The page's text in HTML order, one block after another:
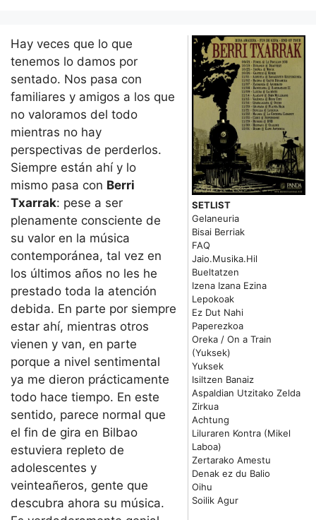
SETLIST
Gelaneuria
Bisai Berriak
FAQ
Jaio.Musika.Hil
Bueltatzen
Izena Izana Ezina
Lepokoak
Ez Dut Nahi
Paperezkoa
Oreka / On a Train
(Yuksek)
Yuksek
Isiltzen Banaiz
Aspaldian Utzitako Zelda
Zirkua
Achtung
Liluraren Kontra (Mikel
Laboa)
Zertarako Amestu
Denak ez du Balio
Oihu
Soilik Agur
Hay veces que lo que
tenemos lo damos por
sentado. Nos pasa con
familiares y amigos a los que
no valoramos del todo
mientras no hay
perspectivas de perderlos.
Siempre están ahí y lo
mismo pasa con Berri
Txarrak: pese a ser
plenamente consciente de
su valor en la música
contemporánea, tal vez en
los últimos años no les he
prestado toda la atención
debida. En parte por siempre
estar ahí, mientras otros
vienen y van, en parte
porque a nivel sentimental
ya me dieron prácticamente
todo hace tiempo. En este
sentido, parece normal que
el fin de gira en Bilbao
estuviera repleto de
adolescentes y
veinteañeros, gente que
descubra ahora su música.